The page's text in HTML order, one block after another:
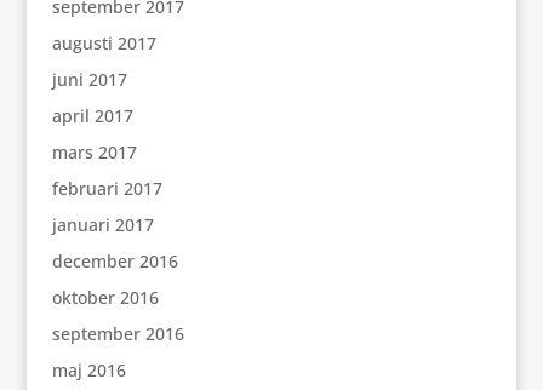
september 2017
augusti 2017
juni 2017
april 2017
mars 2017
februari 2017
januari 2017
december 2016
oktober 2016
september 2016
maj 2016